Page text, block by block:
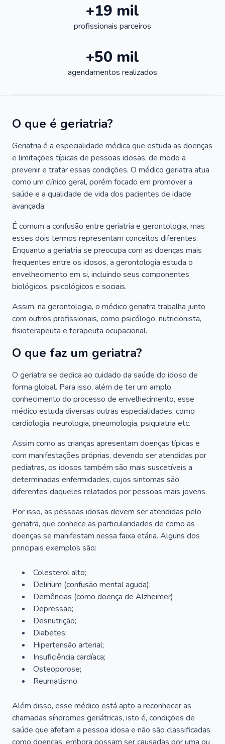
+19 mil
profissionais parceiros
+50 mil
agendamentos realizados
O que é geriatria?
Geriatria é a especialidade médica que estuda as doenças
e limitações típicas de pessoas idosas, de modo a
prevenir e tratar essas condições. O médico geriatra atua
como um clínico geral, porém focado em promover a
saúde e a qualidade de vida dos pacientes de idade
avançada.
É comum a confusão entre geriatria e gerontologia, mas
esses dois termos representam conceitos diferentes.
Enquanto a geriatria se preocupa com as doenças mais
frequentes entre os idosos, a gerontologia estuda o
envelhecimento em si, incluindo seus componentes
biológicos, psicológicos e sociais.
Assim, na gerontologia, o médico geriatra trabalha junto
com outros profissionais, como psicólogo, nutricionista,
fisioterapeuta e terapeuta ocupacional.
O que faz um geriatra?
O geriatra se dedica ao cuidado da saúde do idoso de
forma global. Para isso, além de ter um amplo
conhecimento do processo de envelhecimento, esse
médico estuda diversas outras especialidades, como
cardiologia, neurologia, pneumologia, psiquiatria etc.
Assim como as crianças apresentam doenças típicas e
com manifestações próprias, devendo ser atendidas por
pediatras, os idosos também são mais suscetíveis a
determinadas enfermidades, cujos sintomas são
diferentes daqueles relatados por pessoas mais jovens.
Por isso, as pessoas idosas devem ser atendidas pelo
geriatra, que conhece as particularidades de como as
doenças se manifestam nessa faixa etária. Alguns dos
principais exemplos são:
Colesterol alto;
Delirium (confusão mental aguda);
Demências (como doença de Alzheimer);
Depressão;
Desnutrição;
Diabetes;
Hipertensão arterial;
Insuficiência cardíaca;
Osteoporose;
Reumatismo.
Além disso, esse médico está apto a reconhecer as
chamadas síndromes geriátricas, isto é, condições de
saúde que afetam a pessoa idosa e não são classificadas